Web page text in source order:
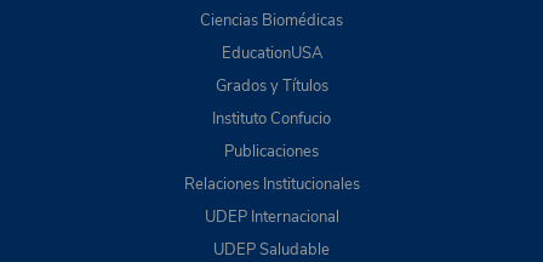
Ciencias Biomédicas
EducationUSA
Grados y Títulos
Instituto Confucio
Publicaciones
Relaciones Institucionales
UDEP Internacional
UDEP Saludable